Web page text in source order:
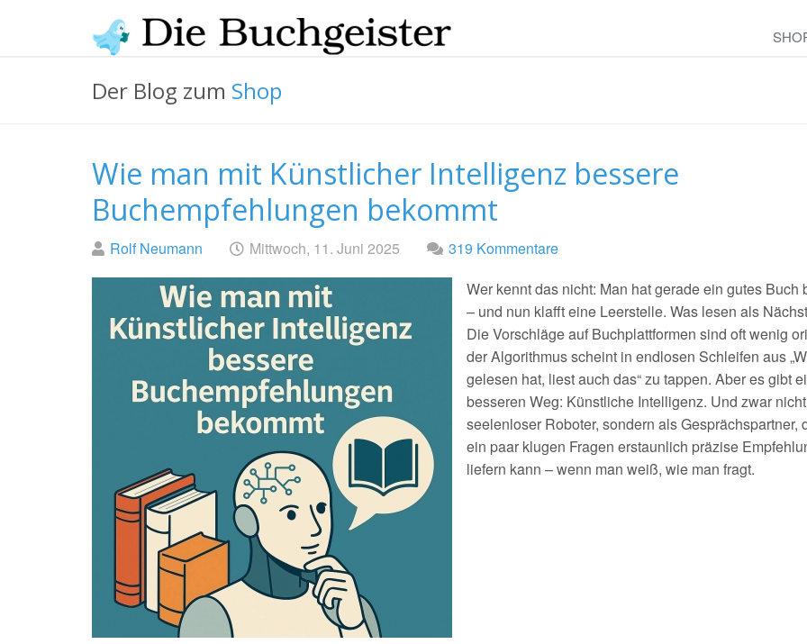
to
main
Die
Buchgeister
Der Blog zum Shop
Wie man mit Künstlicher Intelligenz bessere
Buchempfehlungen bekommt
Geschrieben
Rolf Neumann am Mittwoch, 11. Juni 2025
319 Kommentare
Wer kennt das nicht: Man hat gerade ein gutes Buch
– und nun klafft eine Leerstelle. Was lesen als
Die Vorschläge auf Buchplattformen sind oft wenig
der Algorithmus scheint in endlosen Schleifen aus
gelesen hat, liest auch das“ zu tappen. Aber es gibt
besseren Weg: Künstliche Intelligenz. Und zwar
seelenloser Roboter, sondern als Gesprächspartner,
ein paar klugen Fragen erstaunlich präzise
liefern kann – wenn man weiß, wie man fragt.